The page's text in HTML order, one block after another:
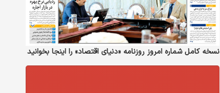
نسخه کامل شماره امروز روزنامه «دنیای‌ اقتصاد» را اینجا بخوانید